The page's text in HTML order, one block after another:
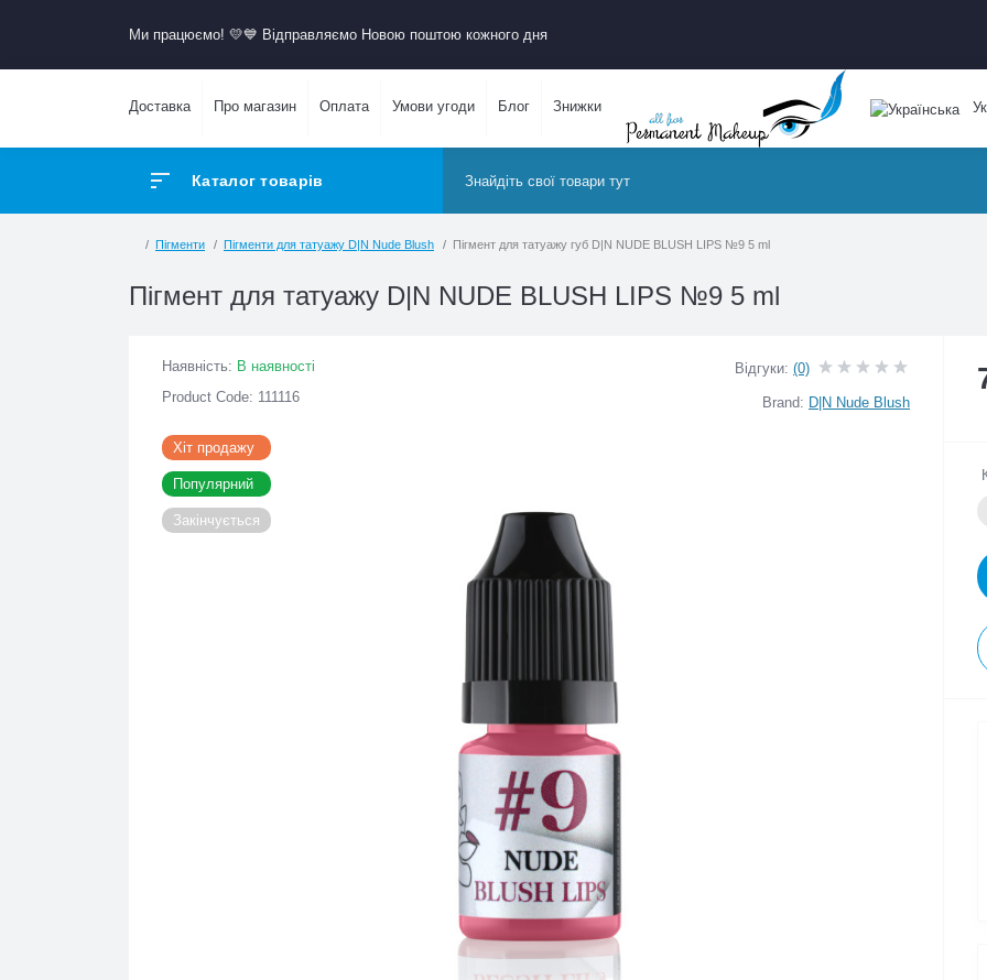
Ми працюємо! 💛​💙 Відправляємо Новою поштою кожного дня
Доставка Про магазин Оплата Умови угоди Блог Знижки
Каталог товарів
Пігменти Пігменти для татуажу D|N Nude Blush Пігмент для татуажу губ D|N NUDE BLUSH LIPS №9 5 ml
Пігмент для татуажу D|N NUDE BLUSH LIPS №9 5 ml
Наявність: В наявності
Product Code: 111116
Відгуки: (0)
Brand:D|N Nude Blush
Хіт продажу
Популярний
Закінчується